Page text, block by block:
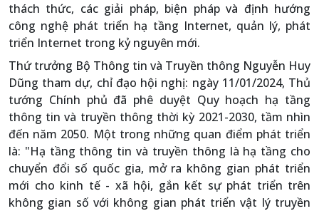
thách thức, các giải pháp, biện pháp và định hướng
công nghệ phát triển hạ tầng Internet, quản lý, phát
triển Internet trong kỷ nguyên mới.
Thứ trưởng Bộ Thông tin và Truyền thông Nguyễn Huy
Dũng tham dự, chỉ đạo hội nghị: ngày 11/01/2024, Thủ
tướng Chính phủ đã phê duyệt Quy hoạch hạ tầng
thông tin và truyền thông thời kỳ 2021-2030, tầm nhìn
đến năm 2050. Một trong những quan điểm phát triển
là: "Hạ tầng thông tin và truyền thông là hạ tầng cho
chuyển đổi số quốc gia, mở ra không gian phát triển
mới cho kinh tế - xã hội, gắn kết sự phát triển trên
không gian số với không gian phát triển vật lý truyền